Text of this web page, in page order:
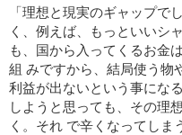
「理想と現実のギャップで
く、例えば、もっといいシ
も、国から入ってくるお金
組 みですから、結局使う物
利益が出ないという事にな
しようと思っても、その理
く。それ で辛くなってし